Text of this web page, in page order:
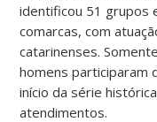
identificou 51 grupos
comarcas, com
catarinenses.
homens participaram
início da série
atendimentos.